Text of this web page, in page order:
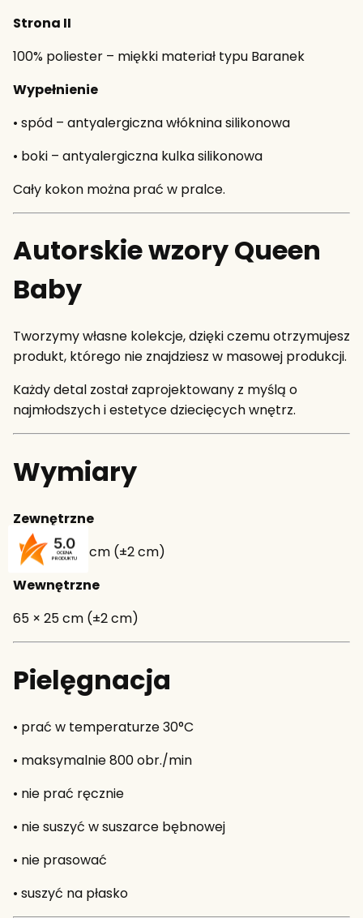
Strona II
100% poliester – miękki materiał typu Baranek
Wypełnienie
• spód – antyalergiczna włóknina silikonowa
• boki – antyalergiczna kulka silikonowa
Cały kokon można prać w pralce.
Autorskie wzory Queen
Baby
Tworzymy własne kolekcje, dzięki czemu otrzymujesz
produkt, którego nie znajdziesz w masowej produkcji.
Każdy detal został zaprojektowany z myślą o
najmłodszych i estetyce dziecięcych wnętrz.
Wymiary
Zewnętrzne
90 × 55 × 15 cm (±2 cm)
Wewnętrzne
65 × 25 cm (±2 cm)
Pielęgnacja
• prać w temperaturze 30°C
• maksymalnie 800 obr./min
• nie prać ręcznie
• nie suszyć w suszarce bębnowej
• nie prasować
• suszyć na płasko
5.0
OCENA
PRODUKTU